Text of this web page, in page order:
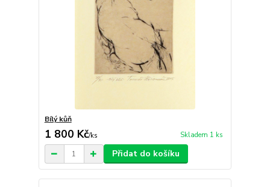
Bílý kůň
1 800 Kč/ks Skladem 1 ks
Přidat do košíku